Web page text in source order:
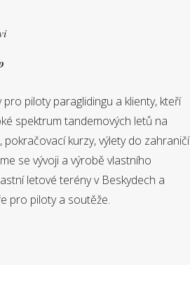
piloty paraglidingu a klienty, kteří
spektrum tandemových letů na
pokračovací kurzy, výlety do zahraničí
se vývoji a výrobě vlastního
letové terény v Beskydech a
pro piloty a soutěže.